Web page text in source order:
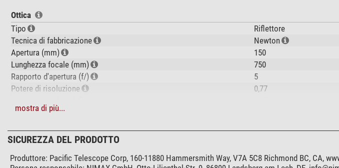
Ottica
Tipo
Riflettore
Tecnica di fabbricazione
Newton
Apertura (mm)
150
Lunghezza focale (mm)
750
Rapporto d'apertura (f/)
5
Potere di risoluzione
0,77
Capacità di raccolta della luce
Peso del tubo (kg)
mostra di più...
SICUREZZA DEL PRODOTTO
Produttore: Pacific Telescope Corp, 160-11880 Hammersmith Way, V7A 5C8 Richmond BC, CA,